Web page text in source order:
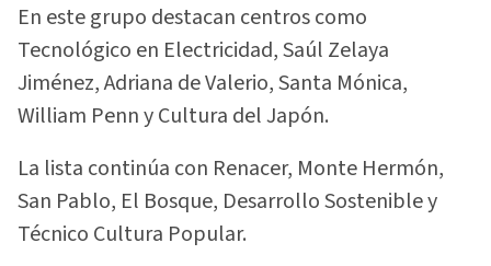
En este grupo destacan centros como
Tecnológico en Electricidad, Saúl Zelaya
Jiménez, Adriana de Valerio, Santa Mónica,
William Penn y Cultura del Japón.
La lista continúa con Renacer, Monte Hermón,
San Pablo, El Bosque, Desarrollo Sostenible y
Técnico Cultura Popular.